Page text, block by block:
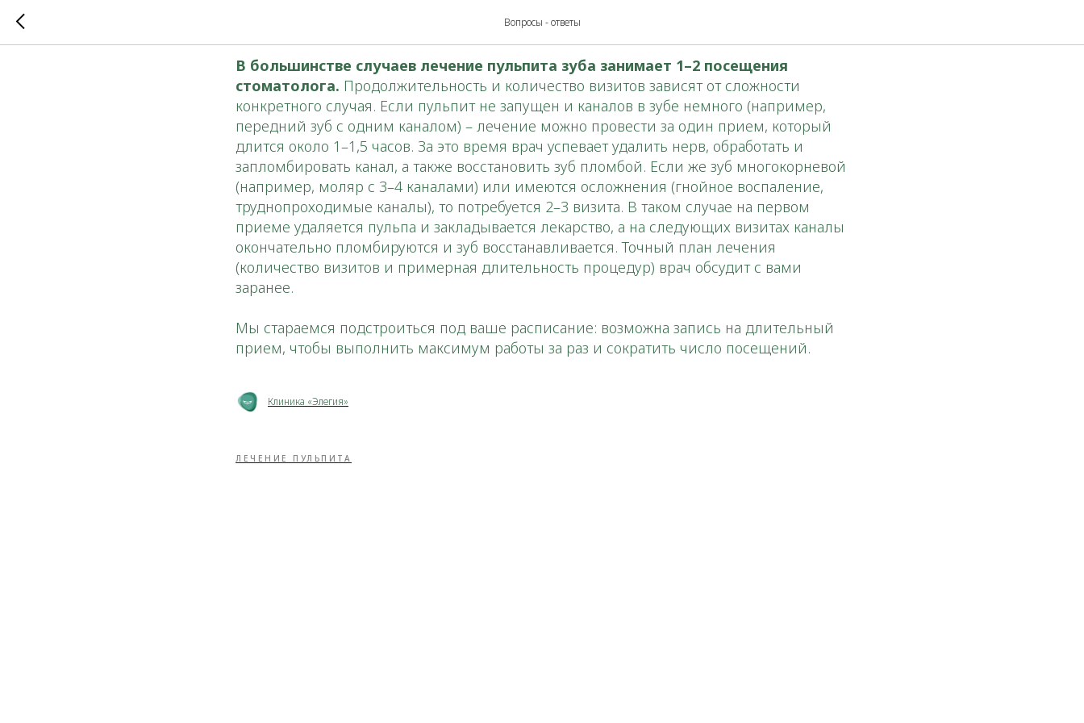
Вопросы - ответы
Сколько времени занимает лечение?
В большинстве случаев лечение пульпита зуба занимает 1–2 посещения
стоматолога. Продолжительность и количество визитов зависят от сложности
конкретного случая. Если пульпит не запущен и каналов в зубе немного (например,
передний зуб с одним каналом) – лечение можно провести за один прием, который
длится около 1–1,5 часов. За это время врач успевает удалить нерв, обработать и
запломбировать канал, а также восстановить зуб пломбой. Если же зуб многокорневой
(например, моляр с 3–4 каналами) или имеются осложнения (гнойное воспаление,
труднопроходимые каналы), то потребуется 2–3 визита. В таком случае на первом
приеме удаляется пульпа и закладывается лекарство, а на следующих визитах каналы
окончательно пломбируются и зуб восстанавливается. Точный план лечения
(количество визитов и примерная длительность процедур) врач обсудит с вами
заранее.
Мы стараемся подстроиться под ваше расписание: возможна запись на длительный
прием, чтобы выполнить максимум работы за раз и сократить число посещений.
Клиника «Элегия»
ЛЕЧЕНИЕ ПУЛЬПИТА